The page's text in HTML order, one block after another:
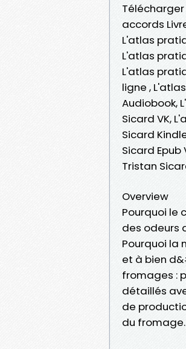
accords
L'atlas
L'atlas
L'atlas
ligne ,
Audiobook,
Sicard VK,
Sicard
Sicard
Tristan
Overview
Pourquoi le
des odeurs
Pourquoi la
et à bien
fromages :
détaillés
de
du fromage.